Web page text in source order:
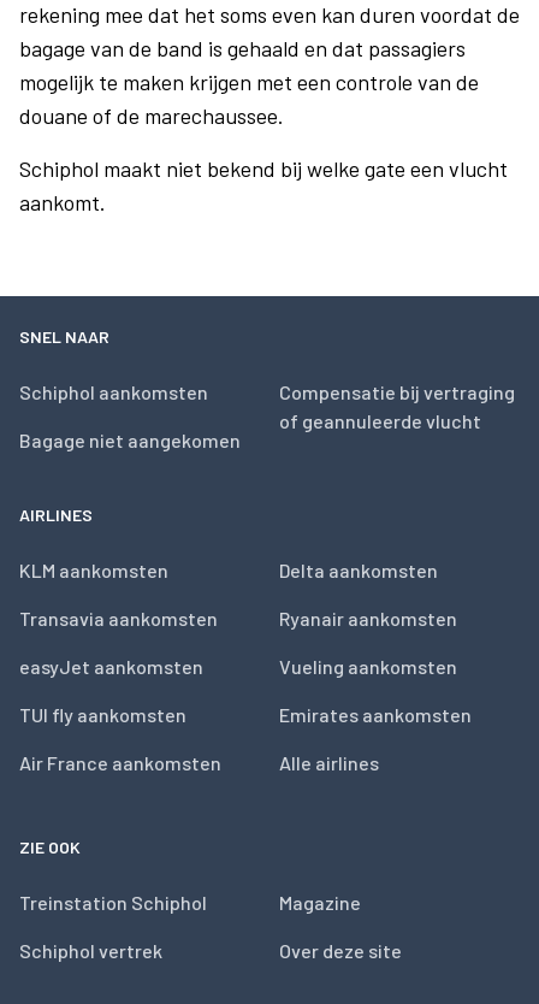
rekening mee dat het soms even kan duren voordat de
bagage van de band is gehaald en dat passagiers
mogelijk te maken krijgen met een controle van de
douane of de marechaussee.
Schiphol maakt niet bekend bij welke gate een vlucht
aankomt.
SNEL NAAR
Schiphol aankomsten
Bagage niet aangekomen
Compensatie bij vertraging
of geannuleerde vlucht
AIRLINES
KLM aankomsten
Transavia aankomsten
easyJet aankomsten
TUI fly aankomsten
Air France aankomsten
Delta aankomsten
Ryanair aankomsten
Vueling aankomsten
Emirates aankomsten
Alle airlines
ZIE OOK
Treinstation Schiphol
Schiphol vertrek
Magazine
Over deze site